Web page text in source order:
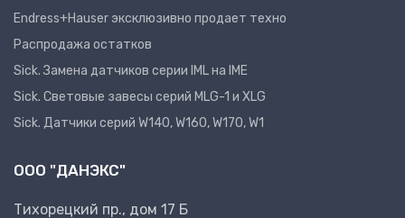
Endress+Hauser эксклюзивно продает техно
Распродажа остатков
Sick. Замена датчиков серии IML на IME
Sick. Световые завесы серий MLG-1 и XLG
Sick. Датчики серий W140, W160, W170, W1
ООО "ДАНЭКС"
Тихорецкий пр., дом 17 Б